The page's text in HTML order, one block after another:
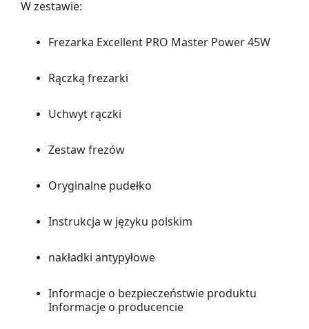
W zestawie:
Frezarka Excellent PRO Master Power 45W
Rączką frezarki
Uchwyt rączki
Zestaw frezów
Oryginalne pudełko
Instrukcja w języku polskim
nakładki antypyłowe
Informacje o bezpieczeństwie produktu
Informacje o producencie